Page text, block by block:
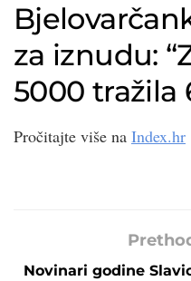
za iznudu:
5000 tražila
Pročitajte više na Index.hr
Novinari godine